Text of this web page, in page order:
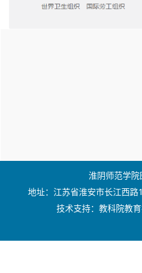
淮阴师范学
地址：江苏省淮安市长江西
技术支持：教科院教